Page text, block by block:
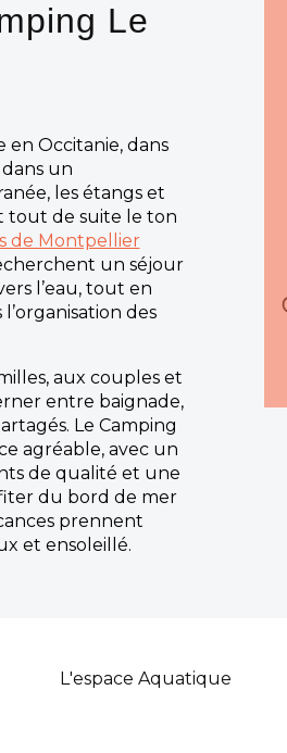
Le
en Occitanie, dans
un
les étangs et
tout de suite le ton
de Montpellier
un séjour
l’eau, tout en
des
aux couples et
entre baignade,
Le Camping
agréable, avec un
de qualité et une
du bord de mer
prennent
et ensoleillé.
L'espace Aquatique